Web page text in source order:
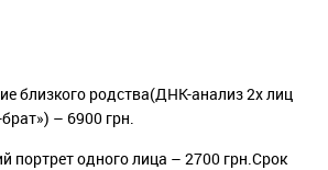
близкого родства(ДНК-анализ 2х лиц
брат») – 6900 грн.
портрет одного лица – 2700 грн.Срок